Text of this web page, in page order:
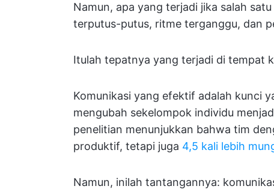
Namun, apa yang terjadi jika salah
terputus-putus, ritme terganggu, dan
Itulah tepatnya yang terjadi di tempat
Komunikasi yang efektif adalah kunci
mengubah sekelompok individu
penelitian menunjukkan bahwa tim
produktif, tetapi juga 4,5 kali lebih
Namun, inilah tantangannya: